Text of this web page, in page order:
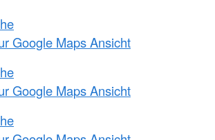
Google Maps Ansicht
Google Maps Ansicht